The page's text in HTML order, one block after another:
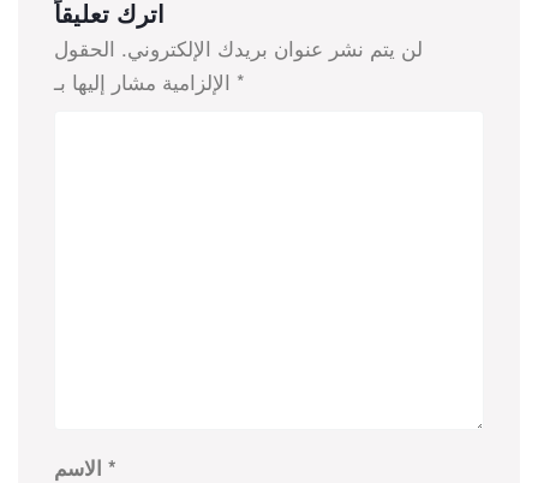
اترك تعليقاً
لن يتم نشر عنوان بريدك الإلكتروني. الحقول
*
*